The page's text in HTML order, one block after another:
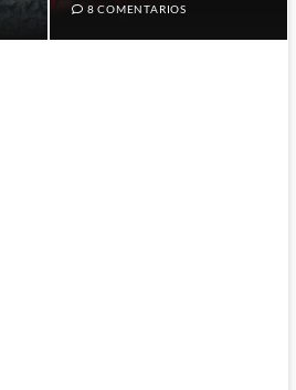
8 COMENTARIOS